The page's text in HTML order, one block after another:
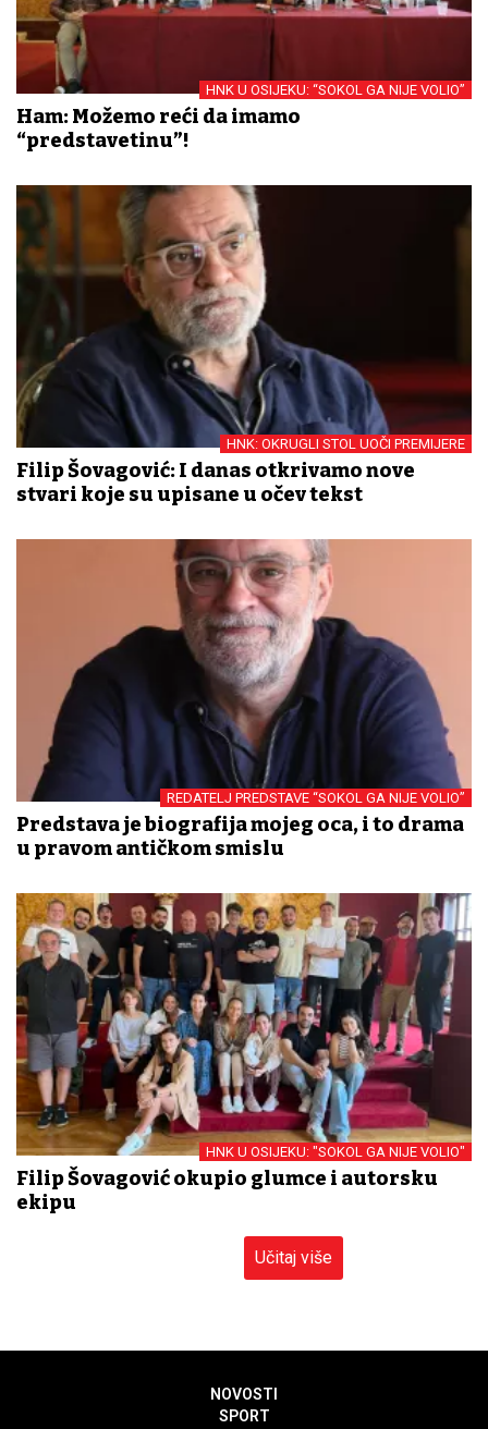
HNK U OSIJEKU: “SOKOL GA NIJE VOLIO”
Ham: Možemo reći da imamo
“predstavetinu”!
HNK: OKRUGLI STOL UOČI PREMIJERE
Filip Šovagović: I danas otkrivamo nove
stvari koje su upisane u očev tekst
REDATELJ PREDSTAVE “SOKOL GA NIJE VOLIO”
Predstava je biografija mojeg oca, i to drama
u pravom antičkom smislu
HNK U OSIJEKU: "SOKOL GA NIJE VOLIO"
Filip Šovagović okupio glumce i autorsku
ekipu
Učitaj više
NOVOSTI
SPORT